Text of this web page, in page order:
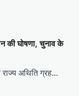
की घोषणा, चुनाव के
राज्य अथिति ग्रह…